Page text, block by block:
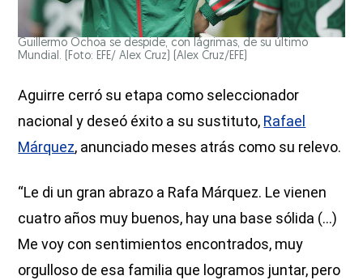
Guillermo Ochoa se despide, con lágrimas, de su último
Mundial. (Foto: EFE/ Alex Cruz) (Alex Cruz/EFE)
Aguirre cerró su etapa como seleccionador
nacional y deseó éxito a su sustituto, Rafael
Márquez, anunciado meses atrás como su relevo.
“Le di un gran abrazo a Rafa Márquez. Le vienen
cuatro años muy buenos, hay una base sólida (...)
Me voy con sentimientos encontrados, muy
orgulloso de esa familia que logramos juntar, pero